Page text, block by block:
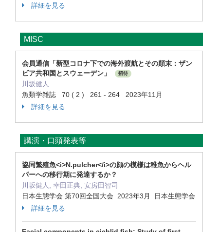
詳細を見る
MISC
会員通信「新型コロナ下での海外渡航とその顛末：ザン
ビア共和国とスウェーデン」
招待
川坂健人
魚類学雑誌 70 ( 2 ) 261 - 264 2023年11月
詳細を見る
講演・口頭発表等
協同繁殖魚<i>N.pulcher</i>の顔の模様は稚魚からヘル
パーへの移行期に発達するか？
川坂健人, 幸田正典, 安房田智司
日本生態学会 第70回全国大会 2023年3月 日本生態学会
詳細を見る